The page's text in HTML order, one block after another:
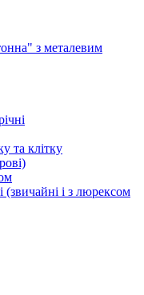
з металевим
та клітку
(звичайні і з люрексом